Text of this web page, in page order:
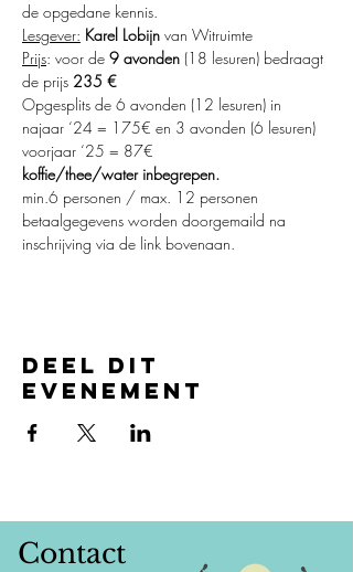
de opgedane kennis.
Lesgever: Karel Lobijn van Witruimte
Prijs: voor de 9 avonden (18 lesuren) bedraagt
de prijs 235 €
Opgesplits de 6 avonden (12 lesuren) in
najaar ‘24 = 175€ en 3 avonden (6 lesuren)
voorjaar ‘25 = 87€
koffie/thee/water inbegrepen.
min.6 personen / max. 12 personen
betaalgegevens worden doorgemaild na
inschrijving via de link bovenaan.
Deel dit
evenement
Contact